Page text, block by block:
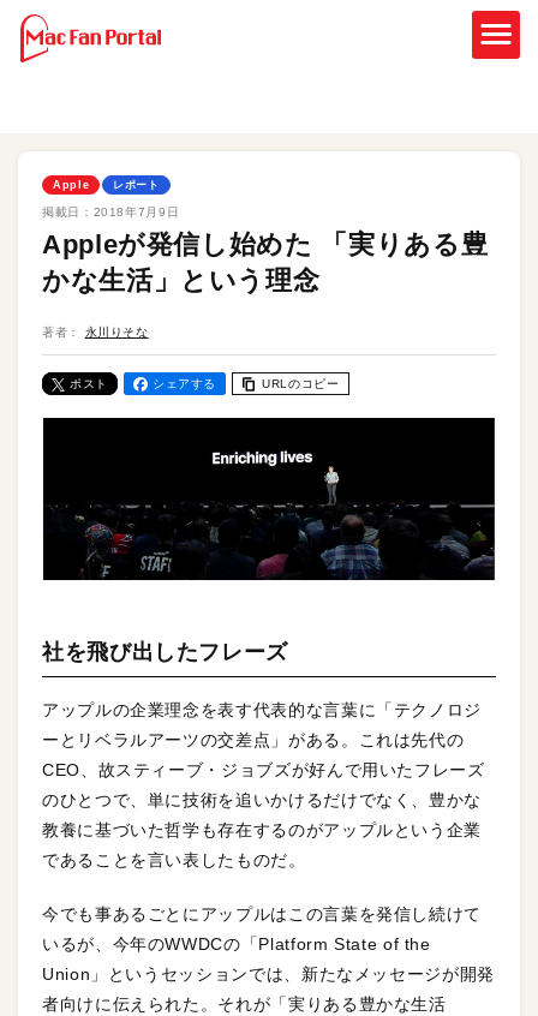
Apple レポート
掲載日： 2018年7月9日
Appleが発信し始めた 「実りある豊
かな生活」という理念
著者： 永川りそな
ポスト シェアする URLのコピー
社を飛び出したフレーズ
アップルの企業理念を表す代表的な言葉に「テクノロジ
ーとリベラルアーツの交差点」がある。これは先代の
CEO、故スティーブ・ジョブズが好んで用いたフレーズ
のひとつで、単に技術を追いかけるだけでなく、豊かな
教養に基づいた哲学も存在するのがアップルという企業
であることを言い表したものだ。
今でも事あるごとにアップルはこの言葉を発信し続けて
いるが、今年のWWDCの「Platform State of the
Union」というセッションでは、新たなメッセージが開発
者向けに伝えられた。それが「実りある豊かな生活